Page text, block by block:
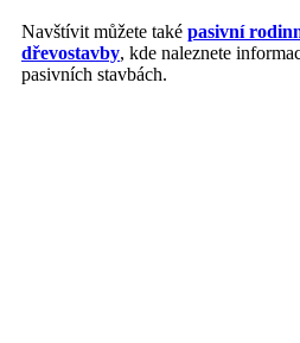
Navštívit můžete také pasivní
dřevostavby, kde naleznete
pasivních stavbách.